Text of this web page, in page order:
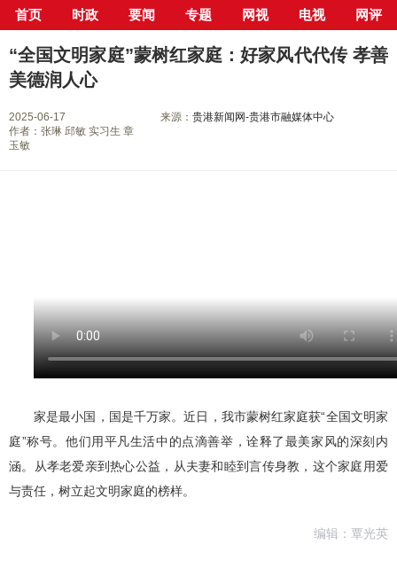
首页 时政 要闻 专题 网视 电视 网评
当前位置： 首页> 专栏>争创全国文明城市 共享文明建设成果 > 正文
“全国文明家庭”蒙树红家庭：好家风代代传 孝善
美德润人心
2025-06-17 来源：贵港新闻网-贵港市融媒体中心
作者：张琳 邱敏 实习生 章
玉敏
家是最小国，国是千万家。近日，我市蒙树红家庭获“全国文明家
庭”称号。他们用平凡生活中的点滴善举，诠释了最美家风的深刻内
涵。从孝老爱亲到热心公益，从夫妻和睦到言传身教，这个家庭用爱
与责任，树立起文明家庭的榜样。
编辑：覃光英